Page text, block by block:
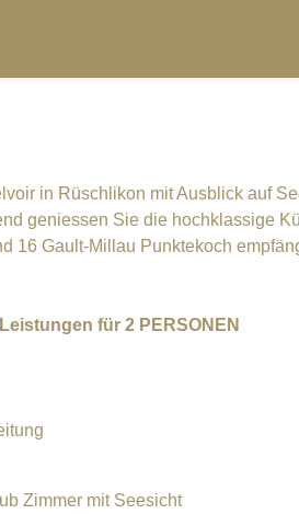
in Rüschlikon mit Ausblick auf
geniessen Sie die hochklassige
16 Gault-Millau Punktekoch
für 2 PERSONEN
Zimmer mit Seesicht